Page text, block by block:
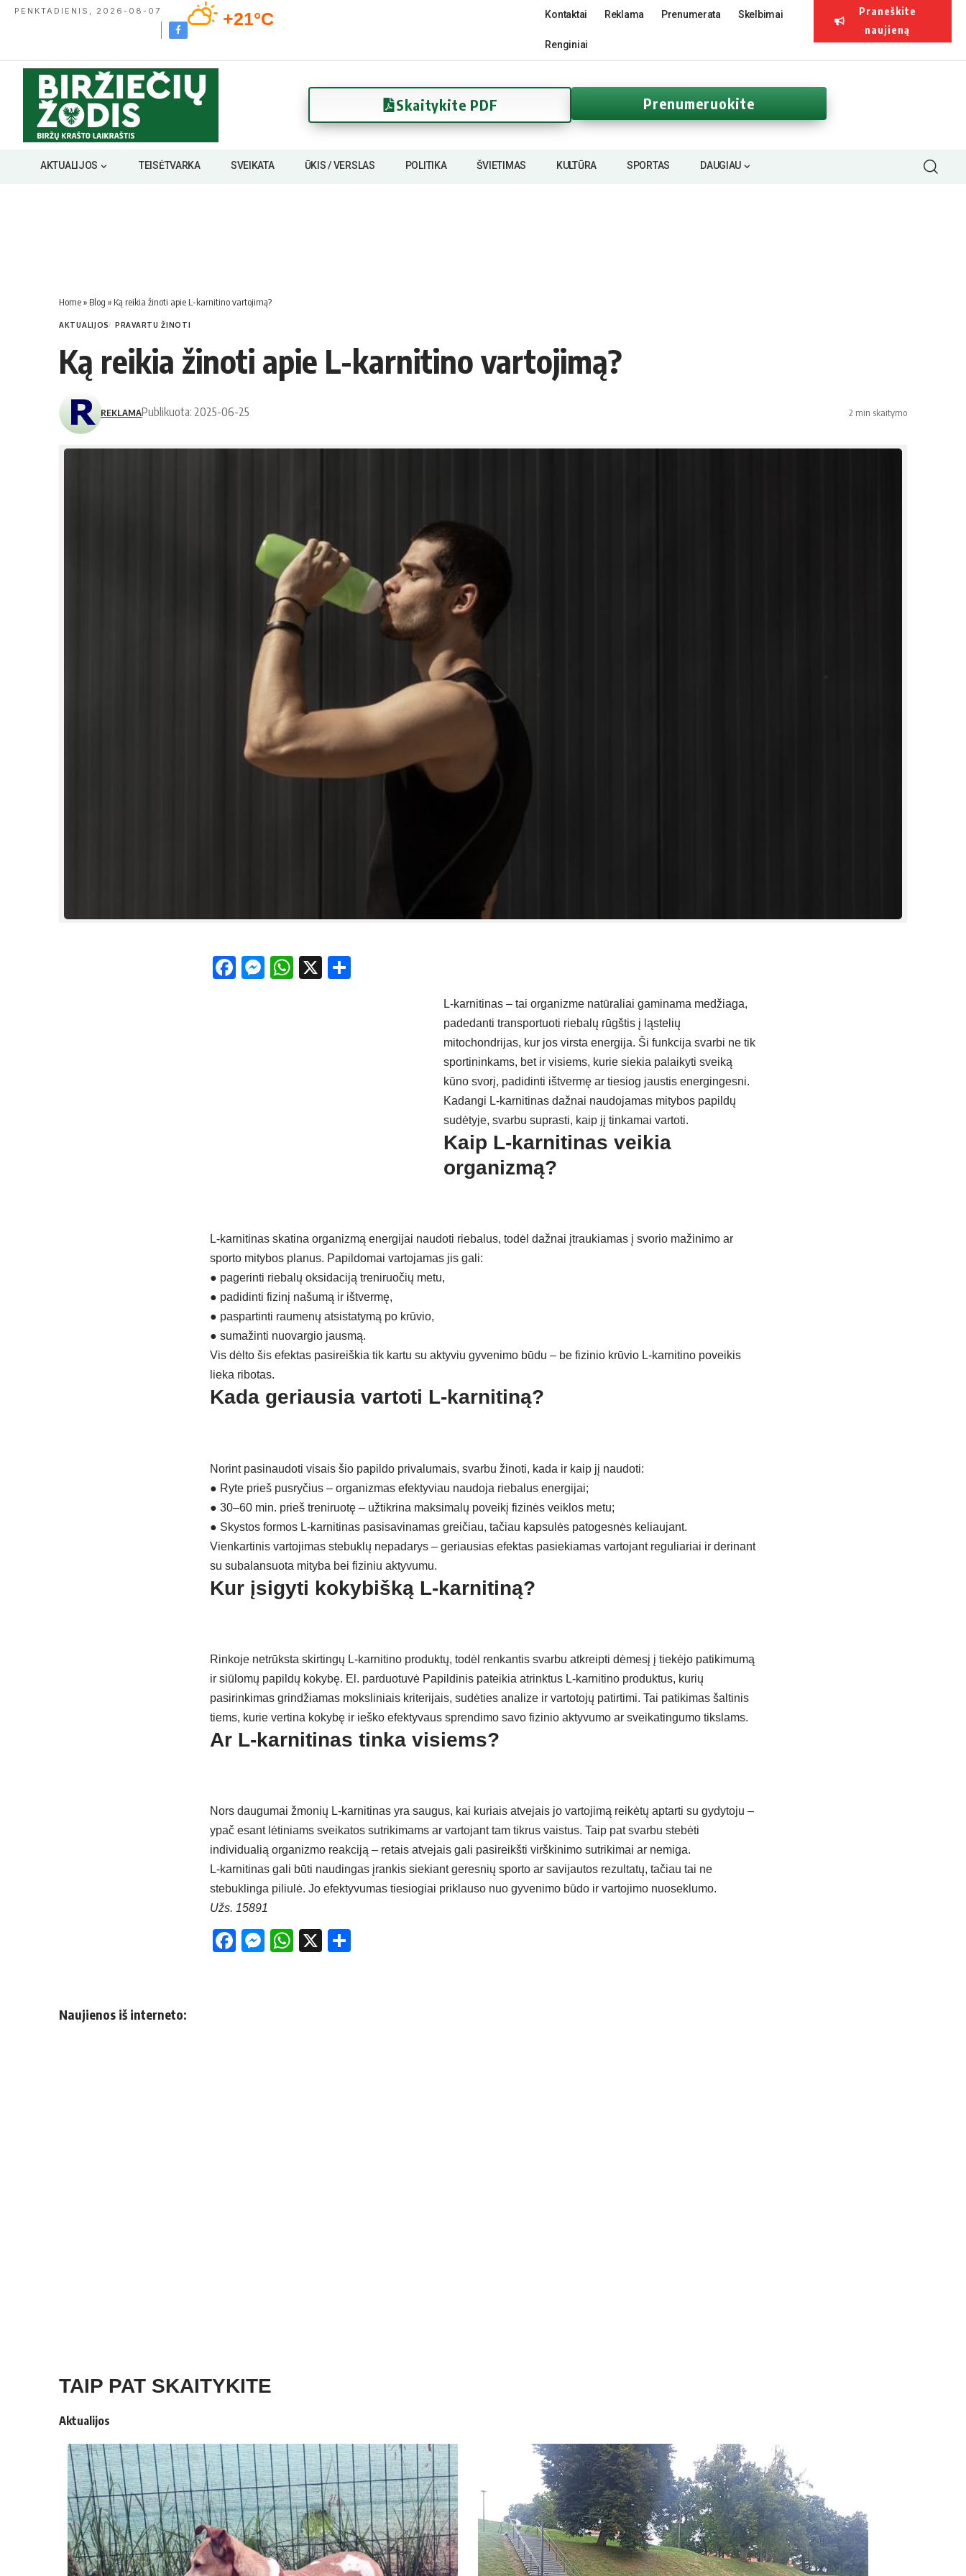
PENKTADIENIS, 2026-08-07 +21°C Kontaktai Reklama Prenumerata Skelbimai
Renginiai
Praneškite
naujieną
Skaitykite PDF Prenumeruokite
AKTUALIJOS TEISĖTVARKA SVEIKATA ŪKIS / VERSLAS POLITIKA ŠVIETIMAS KULTŪRA SPORTAS DAUGIAU
Home» Blog » Ką reikia žinoti apie L-karnitino vartojimą?
AKTUALIJOS PRAVARTU ŽINOTI
Ką reikia žinoti apie L-karnitino vartojimą?
REKLAMAPublikuota: 2025-06-25 2 min skaitymo
Facebook
Messenger
WhatsApp
X
L-karnitinas – tai organizme natūraliai gaminama medžiaga,
padedanti transportuoti riebalų rūgštis į ląstelių
mitochondrijas, kur jos virsta energija. Ši funkcija svarbi ne tik
sportininkams, bet ir visiems, kurie siekia palaikyti sveiką
kūno svorį, padidinti ištvermę ar tiesiog jaustis energingesni.
Kadangi L-karnitinas dažnai naudojamas mitybos papildų
sudėtyje, svarbu suprasti, kaip jį tinkamai vartoti.
Kaip L-karnitinas veikia
organizmą?
L-karnitinas skatina organizmą energijai naudoti riebalus, todėl dažnai įtraukiamas į svorio mažinimo ar
sporto mitybos planus. Papildomai vartojamas jis gali:
● pagerinti riebalų oksidaciją treniruočių metu,
● padidinti fizinį našumą ir ištvermę,
● paspartinti raumenų atsistatymą po krūvio,
● sumažinti nuovargio jausmą.
Vis dėlto šis efektas pasireiškia tik kartu su aktyviu gyvenimo būdu – be fizinio krūvio L-karnitino poveikis
lieka ribotas.
Kada geriausia vartoti L-karnitiną?
Norint pasinaudoti visais šio papildo privalumais, svarbu žinoti, kada ir kaip jį naudoti:
● Ryte prieš pusryčius – organizmas efektyviau naudoja riebalus energijai;
● 30–60 min. prieš treniruotę – užtikrina maksimalų poveikį fizinės veiklos metu;
● Skystos formos L-karnitinas pasisavinamas greičiau, tačiau kapsulės patogesnės keliaujant.
Vienkartinis vartojimas stebuklų nepadarys – geriausias efektas pasiekiamas vartojant reguliariai ir derinant
su subalansuota mityba bei fiziniu aktyvumu.
Kur įsigyti kokybišką L-karnitiną?
Rinkoje netrūksta skirtingų L-karnitino produktų, todėl renkantis svarbu atkreipti dėmesį į tiekėjo patikimumą
ir siūlomų papildų kokybę. El. parduotuvė Papildinis pateikia atrinktus L-karnitino produktus, kurių
pasirinkimas grindžiamas moksliniais kriterijais, sudėties analize ir vartotojų patirtimi. Tai patikimas šaltinis
tiems, kurie vertina kokybę ir ieško efektyvaus sprendimo savo fizinio aktyvumo ar sveikatingumo tikslams.
Ar L-karnitinas tinka visiems?
Nors daugumai žmonių L-karnitinas yra saugus, kai kuriais atvejais jo vartojimą reikėtų aptarti su gydytoju –
ypač esant lėtiniams sveikatos sutrikimams ar vartojant tam tikrus vaistus. Taip pat svarbu stebėti
individualią organizmo reakciją – retais atvejais gali pasireikšti virškinimo sutrikimai ar nemiga.
L-karnitinas gali būti naudingas įrankis siekiant geresnių sporto ar savijautos rezultatų, tačiau tai ne
stebuklinga piliulė. Jo efektyvumas tiesiogiai priklauso nuo gyvenimo būdo ir vartojimo nuoseklumo.
Užs. 15891
Facebook
Messenger
WhatsApp
X
Naujienos iš interneto:
TAIP PAT SKAITYKITE
Aktualijos